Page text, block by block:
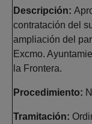
Descripción:
contratación del
ampliación del
Excmo.
la Frontera.
Procedimiento:
Tramitación: